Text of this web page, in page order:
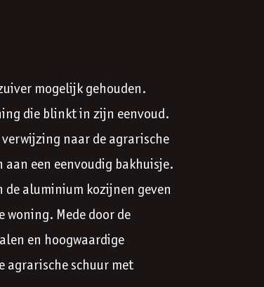
mogelijk gehouden.
die blinkt in zijn eenvoud.
verwijzing naar de agrarische
aan een eenvoudig bakhuisje.
de aluminium kozijnen geven
woning. Mede door de
en hoogwaardige
agrarische schuur met